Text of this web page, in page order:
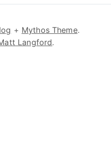
+ Mythos Theme.
Langford.